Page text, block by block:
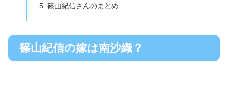
篠山紀信さんのまとめ
篠山紀信の嫁は南沙織？